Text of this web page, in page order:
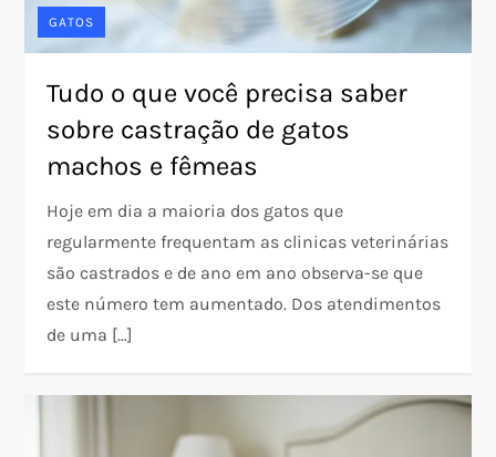
GATOS
Tudo o que você precisa saber
sobre castração de gatos
machos e fêmeas
Hoje em dia a maioria dos gatos que
regularmente frequentam as clinicas veterinárias
são castrados e de ano em ano observa-se que
este número tem aumentado. Dos atendimentos
de uma […]